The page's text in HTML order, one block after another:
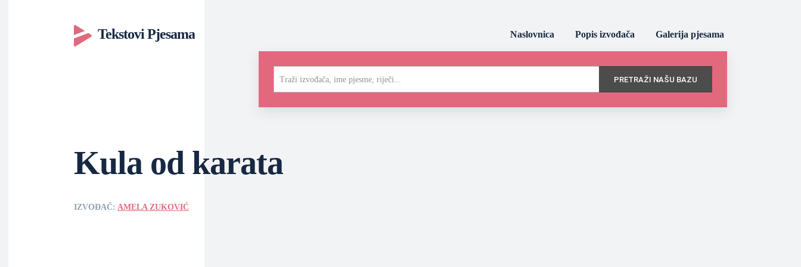
Tekstovi Pjesama Naslovnica Popis izvođača Galerija pjesama
Traži izvođača, ime pjesme, riječi... PRETRAŽI NAŠU BAZU
Kula od karata
IZVOĐAČ: AMELA ZUKOVIĆ